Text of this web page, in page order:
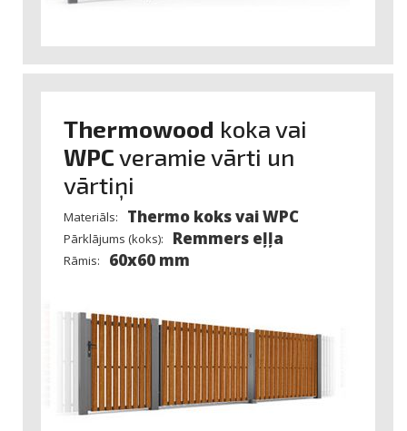
Thermowood koka vai
WPCveramie vārti un
vārtiņi
Materiāls: Thermo koks vai WPC
Pārklājums (koks): Remmers eļļa
Rāmis: 60x60 mm